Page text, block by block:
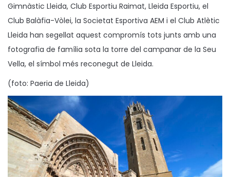
Gimnàstic Lleida, Club Esportiu Raimat, Lleida Esportiu, el
Club Balàfia-Vòlei, la Societat Esportiva AEM i el Club Atlètic
Lleida han segellat aquest compromís tots junts amb una
fotografia de família sota la torre del campanar de la Seu
Vella, el símbol més reconegut de Lleida.
(foto: Paeria de Lleida)